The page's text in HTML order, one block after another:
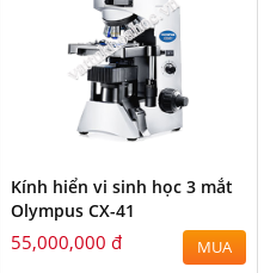
Kính hiển vi sinh học 3 mắt
Olympus CX-41
55,000,000 đ MUA